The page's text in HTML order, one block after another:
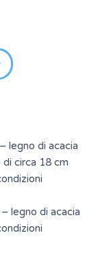
legno di acacia
circa 18 cm
legno di acacia